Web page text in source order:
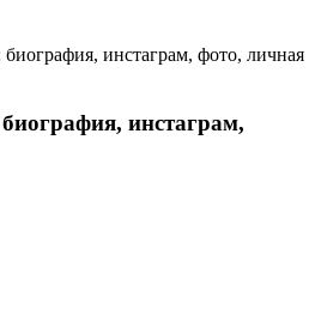
инстаграм, фото, личная
инстаграм,